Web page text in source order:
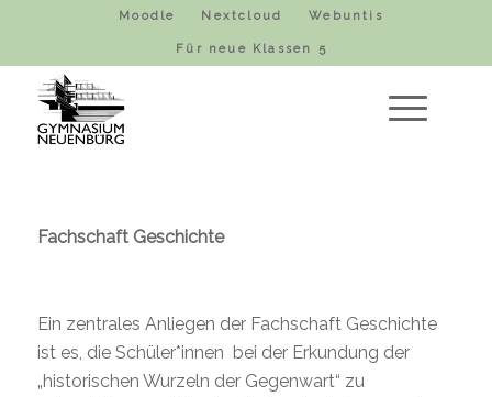
Moodle Nextcloud Webuntis
Für neue Klassen 5
Fachschaft Geschichte
Ein zentrales Anliegen der Fachschaft Geschichte
ist es, die Schüler*innen bei der Erkundung der
„historischen Wurzeln der Gegenwart“ zu